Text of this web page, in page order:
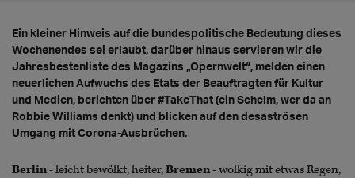
Ein kleiner Hinweis auf die bundespolitische Bedeutung dieses
Wochenendes sei erlaubt, darüber hinaus servieren wir die
Jahresbestenliste des Magazins „Opernwelt“, melden einen
neuerlichen Aufwuchs des Etats der Beauftragten für Kultur
und Medien, berichten über #TakeThat (ein Schelm, wer da an
Robbie Williams denkt) und blicken auf den desaströsen
Umgang mit Corona-Ausbrüchen.
Berlin- leicht bewölkt, heiter,Bremen- wolkig mit etwas Regen,